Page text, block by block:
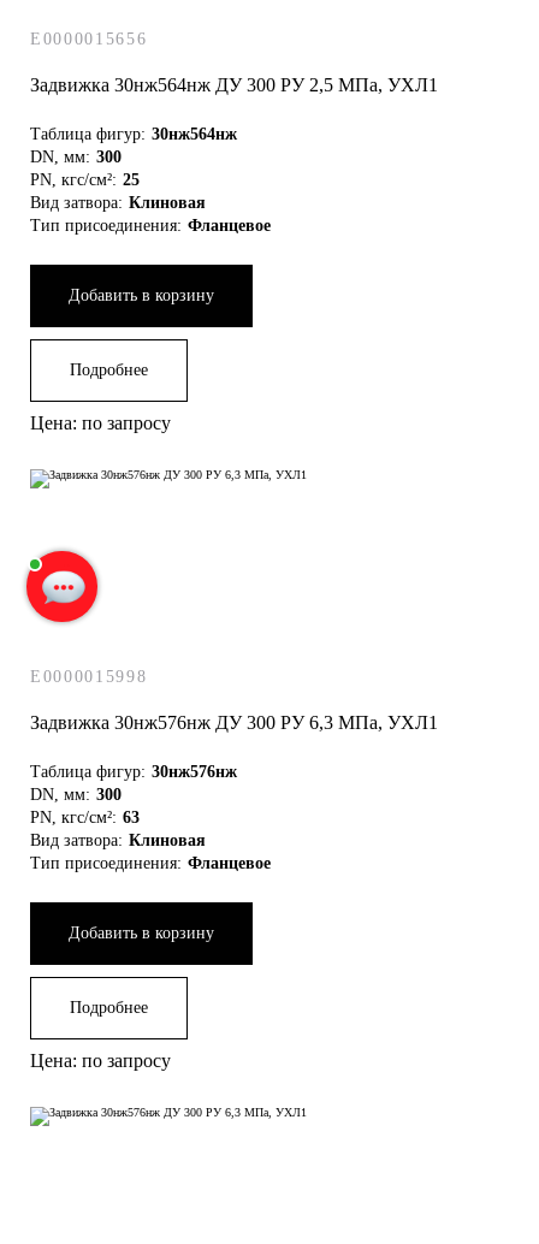
E0000015656
Задвижка 30нж564нж ДУ 300 РУ 2,5 МПа, УХЛ1
Таблица фигур: 30нж564нж
DN, мм: 300
PN, кгс/см²: 25
Вид затвора: Клиновая
Тип присоединения: Фланцевое
Добавить в корзину
Подробнее
Цена: по запросу
E0000015998
Задвижка 30нж576нж ДУ 300 РУ 6,3 МПа, УХЛ1
Таблица фигур: 30нж576нж
DN, мм: 300
PN, кгс/см²: 63
Вид затвора: Клиновая
Тип присоединения: Фланцевое
Добавить в корзину
Подробнее
Цена: по запросу
Наталья Мадонова
Старший менеджер
Здравствуйте!